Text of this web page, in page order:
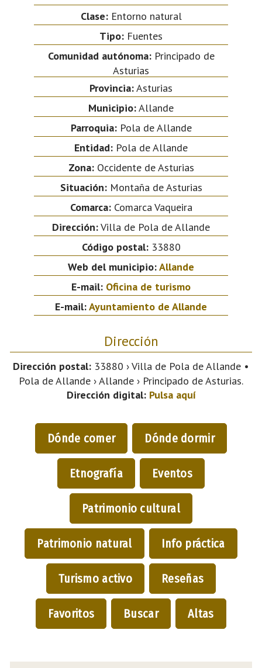
Clase:Entorno natural
Tipo: Fuentes
Comunidad autónoma:Principado de
Asturias
Provincia:Asturias
Municipio:Allande
Parroquia:Pola de Allande
Entidad: Pola de Allande
Zona:Occidente de Asturias
Situación:Montaña de Asturias
Comarca:Comarca Vaqueira
Dirección:Villa de Pola de Allande
Código postal:33880
Web del municipio:Allande
E-mail: Oficina de turismo
E-mail:Ayuntamiento de Allande
Dirección
Dirección postal: 33880 › Villa de Pola de Allande •
Pola de Allande › Allande › Principado de Asturias.
Dirección digital: Pulsa aquí
Dónde comer Dónde dormir
Etnografía Eventos
Patrimonio cultural
Patrimonio natural Info práctica
Turismo activo Reseñas
Favoritos Buscar Altas